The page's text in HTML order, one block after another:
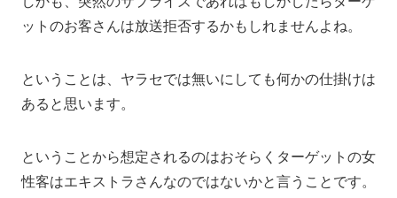
ットのお客さんは放送拒否するかもしれませんよね。
ということは、ヤラセでは無いにしても何かの仕掛けは
あると思います。
ということから想定されるのはおそらくターゲットの女
性客はエキストラさんなのではないかと言うことです。